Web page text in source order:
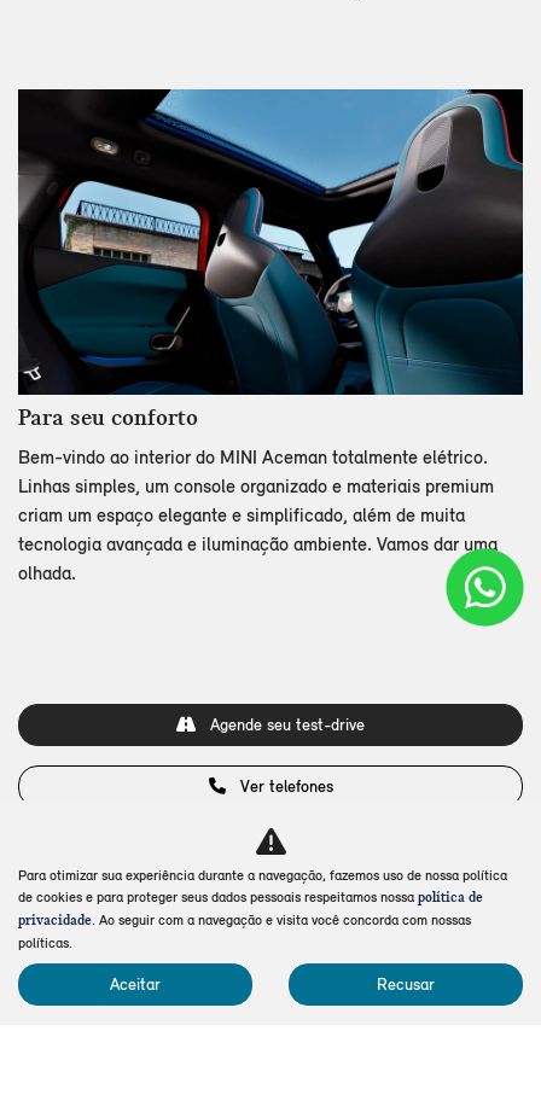
Para seu conforto
Bem-vindo ao interior do MINI Aceman totalmente elétrico.
Linhas simples, um console organizado e materiais premium
criam um espaço elegante e simplificado, além de muita
tecnologia avançada e iluminação ambiente. Vamos dar uma
olhada.
Ver telefones
Agende seu test-drive
MODELOS
Para otimizar sua experiência durante a navegação, fazemos uso de nossa política
de cookies e para proteger seus dados pessoais respeitamos nossa política de
privacidade. Ao seguir com a navegação e visita você concorda com nossas
políticas.
Aceitar Recusar